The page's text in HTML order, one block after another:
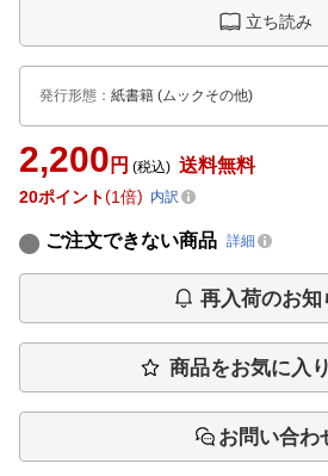
立ち読み
発行形態 ： 紙書籍 (ムックその他)
2,200 円 (税込) 送料無料
20ポイント 1倍 内訳
ご注文できない商品 詳細
再入荷のお知
商品をお気に入
お問い合わ